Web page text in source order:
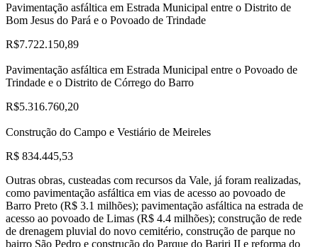
Pavimentação asfáltica em Estrada Municipal entre o Distrito de
Bom Jesus do Pará e o Povoado de Trindade
R$7.722.150,89
Pavimentação asfáltica em Estrada Municipal entre o Povoado de
Trindade e o Distrito de Córrego do Barro
R$5.316.760,20
Construção do Campo e Vestiário de Meireles
R$ 834.445,53
Outras obras, custeadas com recursos da Vale, já foram realizadas,
como pavimentação asfáltica em vias de acesso ao povoado de
Barro Preto (R$ 3.1 milhões); pavimentação asfáltica na estrada de
acesso ao povoado de Limas (R$ 4.4 milhões); construção de rede
de drenagem pluvial do novo cemitério, construção de parque no
bairro São Pedro e construção do Parque do Bariri II e reforma do